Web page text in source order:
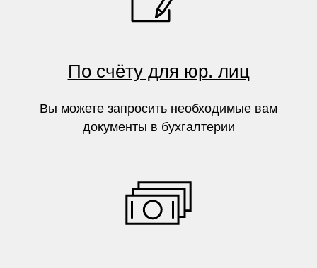
По счёту для юр. лиц
Вы можете запросить необходимые вам
документы в бухгалтерии